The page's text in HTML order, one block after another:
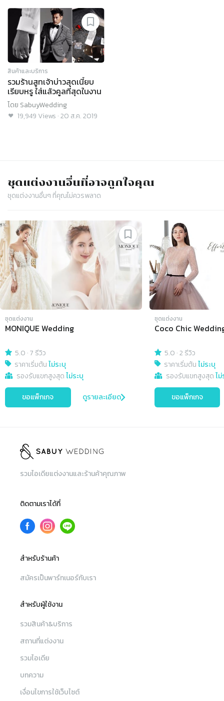
สินค้าและบริการ
รวมร้านสูทเจ้าบ่าวสุดเนี้ยบ
เรียบหรู ใส่แล้วคูลที่สุดในงาน
โดย SabuyWedding
19,949 Views ·20 ส.ค. 2019
ชุดแต่งงานอื่นที่อาจถูกใจคุณ
ชุดแต่งงานอื่นๆ ที่คุณไม่ควรพลาด
Slide 1 of 4
ชุดแต่งงาน
MONIQUE Wedding
5.0 ·7 รีวิว
ราคาเริ่มต้นไม่ระบุ
รองรับแขกสูงสุดไม่ระบุ
ขอแพ็กเกจ ดูรายละเอียด
ชุดแต่งงาน
Coco Chic
5.0 ·2 รีวิว
ราคาเริ่มต้นไม่ระบุ
รองรับแขกสูงสุดไ
ขอแพ็กเกจ
รวมไอเดียแต่งงานและร้านค้าคุณภาพ
ติดตามเราได้ที่
สำหรับร้านค้า
สมัครเป็นพาร์ทเนอร์กับเรา
สำหรับผู้ใช้งาน
รวมสินค้า&บริการ
สถานที่แต่งงาน
รวมไอเดีย
บทความ
เงื่อนไขการใช้เว็บไซต์